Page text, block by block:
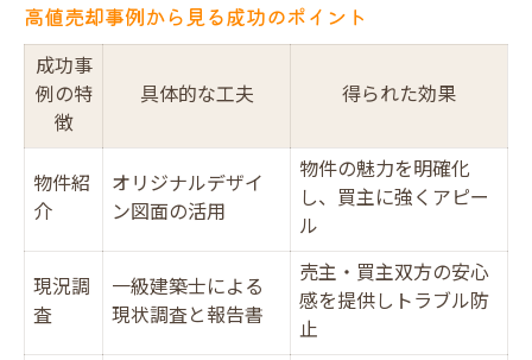
高値売却事例から見る成功のポイント
成功事
例の特
徴
具体的な工夫 得られた効果
物件紹
介
オリジナルデザイ
ン図面の活用
物件の魅力を明確化
し、買主に強くアピー
ル
現況調
査
一級建築士による
現状調査と報告書
売主・買主双方の安心
感を提供しトラブル防
止